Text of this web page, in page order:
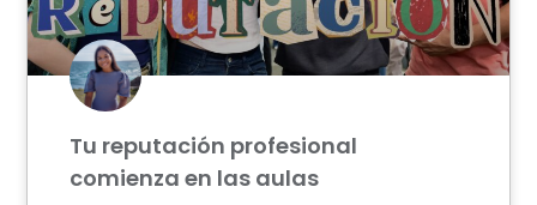
Tu reputación profesional
comienza en las aulas